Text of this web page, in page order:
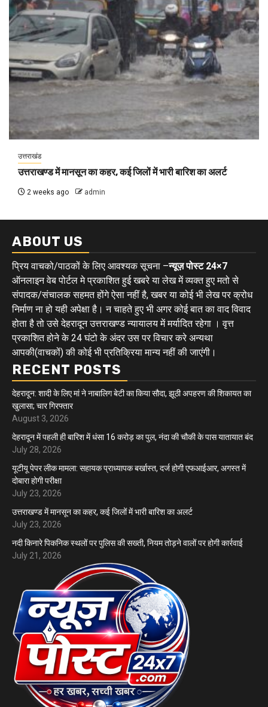
उत्तराखंड
उत्तराखण्ड में मानसून का कहर, कई जिलों में भारी बारिश का अलर्ट
2 weeks ago admin
ABOUT US
प्रिय वाचको/पाठकों के लिए आवश्यक सूचना –न्यूज़ पोस्ट 24×7
ऑनलाइन वेब पोर्टल मे प्रकाशित हुई खबरे या लेख में व्यक्त हुए मतो से
संपादक/संचालक सहमत होंगे ऐसा नहीं है, खबर या कोई भी लेख पर क्रोध
निर्माण ना हो यही अपेक्षा है। न चाहते हुए भी अगर कोई बात का वाद विवाद
होता है तो उसे देहरादून उत्तराखण्ड न्यायालय में मर्यादित रहेगा । वृत्त
प्रकाशित होने के 24 घंटो के अंदर उस पर विचार करे अन्यथा
आपकी(वाचकों) की कोई भी प्रतिक्रिया मान्य नहीं की जाएंगी।
RECENT POSTS
देहरादून: शादी के लिए मां ने नाबालिग बेटी का किया सौदा, झूठी अपहरण की शिकायत का
खुलासा; चार गिरफ्तार
August 3, 2026
देहरादून में पहली ही बारिश में धंसा 16 करोड़ का पुल, नंदा की चौकी के पास यातायात बंद
July 28, 2026
यूटीयू पेपर लीक मामला: सहायक प्राध्यापक बर्खास्त, दर्ज होगी एफआईआर, अगस्त में
दोबारा होगी परीक्षा
July 23, 2026
उत्तराखण्ड में मानसून का कहर, कई जिलों में भारी बारिश का अलर्ट
July 23, 2026
नदी किनारे पिकनिक स्थलों पर पुलिस की सख्ती, नियम तोड़ने वालों पर होगी कार्रवाई
July 21, 2026